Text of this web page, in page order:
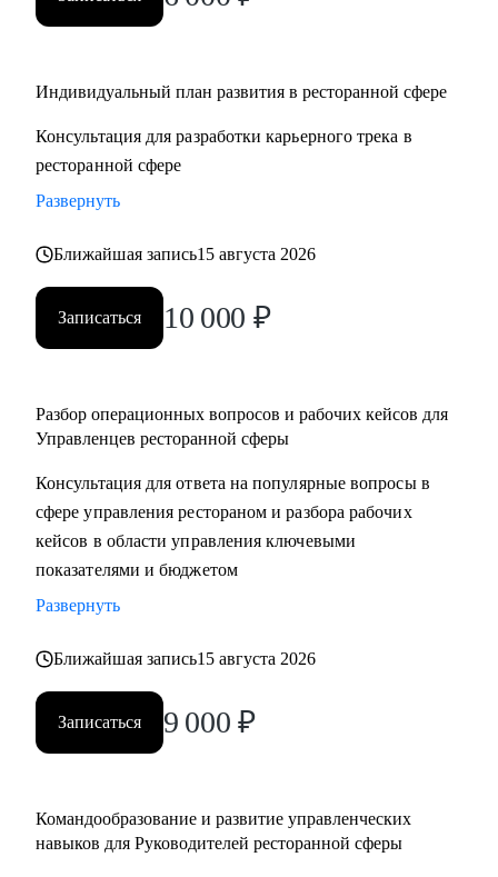
• Управляющим, Директорам и менеджерам ресторанов
Индивидуальный план развития в ресторанной сфере
Консультация для разработки карьерного трека в
ресторанной сфере
Развернуть
Ближайшая запись15 августа 2026
Записаться 10 000 ₽
Разбор операционных вопросов и рабочих кейсов для
Управленцев ресторанной сферы
Консультация для ответа на популярные вопросы в
сфере управления рестораном и разбора рабочих
кейсов в области управления ключевыми
показателями и бюджетом
Развернуть
Ближайшая запись15 августа 2026
Записаться 9 000 ₽
Командообразование и развитие управленческих
навыков для Руководителей ресторанной сферы